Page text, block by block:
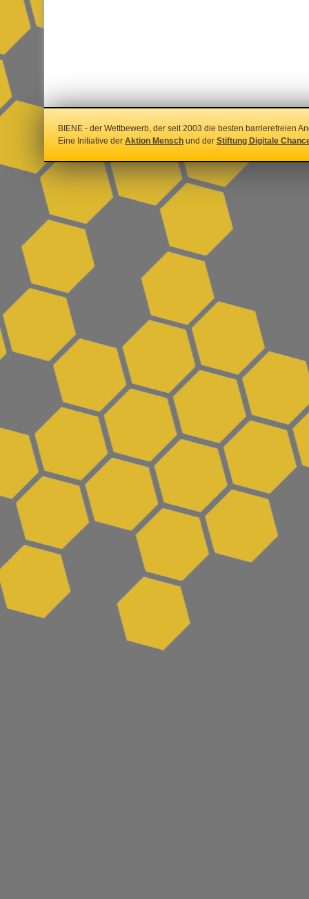
BIENE - der Wettbewerb, der seit 2003 die besten barrierefreien
Eine Initiative der Aktion Mensch und der Stiftung Digitale